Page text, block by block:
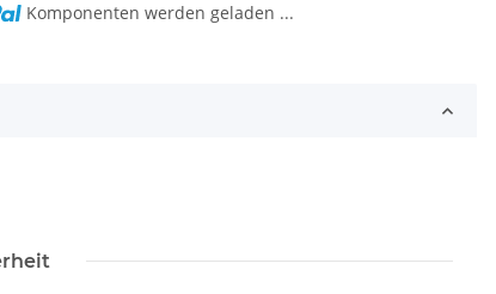
Komponenten werden geladen ...